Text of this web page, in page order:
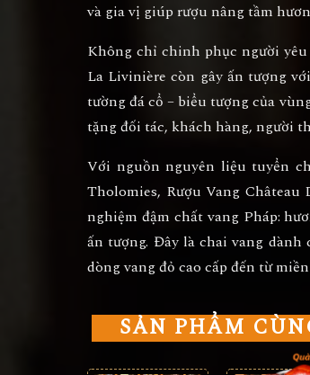
và gia vị giúp rượu nâng tầm
Không chỉ chinh phục người
La Livinière còn gây ấn tượng
tường đá cổ – biểu tượng của
tặng đối tác, khách hàng, người
Với nguồn nguyên liệu tuyển
Tholomies, Rượu Vang
nghiệm đậm chất vang Pháp:
ấn tượng. Đây là chai vang
dòng vang đỏ cao cấp đến từ
SẢN PHẨM